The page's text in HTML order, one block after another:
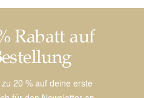
Rabatt auf
20 % auf deine erste